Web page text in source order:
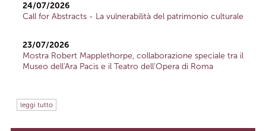
24/07/2026
Call for Abstracts - La vulnerabilità del patrimonio culturale
23/07/2026
Mostra Robert Mapplethorpe, collaborazione speciale tra il
Museo dell'Ara Pacis e il Teatro dell'Opera di Roma
leggi tutto